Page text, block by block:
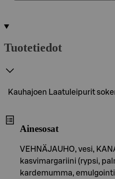
Tuotetiedot
Kauhajoen Laatuleipurit
Ainesosat
VEHNÄJAUHO, vesi,
kasvimargariini (rypsi,
kardemumma,